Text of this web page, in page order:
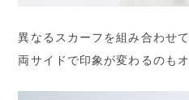
異なるスカーフを組み合わせ
両サイドで印象が変わるのも